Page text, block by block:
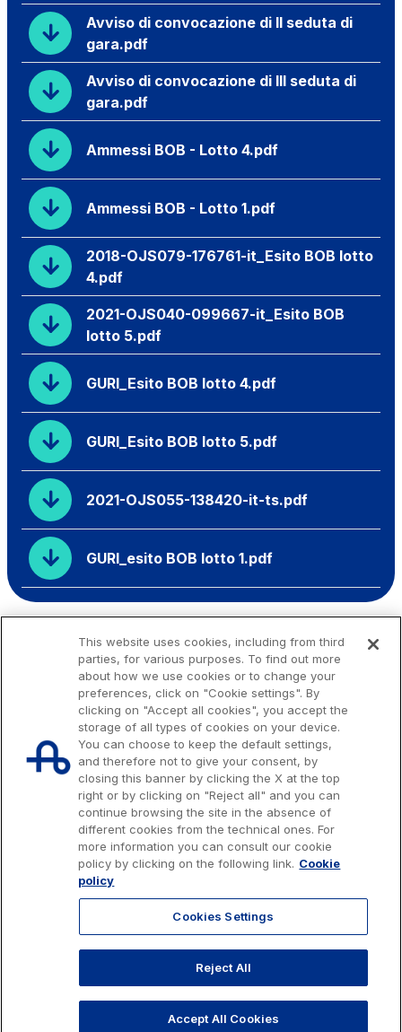
Avviso di convocazione di II seduta di
gara.pdf
Avviso di convocazione di III seduta di
gara.pdf
Ammessi BOB - Lotto 4.pdf
Ammessi BOB - Lotto 1.pdf
2018-OJS079-176761-it_Esito BOB lotto
4.pdf
2021-OJS040-099667-it_Esito BOB
lotto 5.pdf
GURI_Esito BOB lotto 4.pdf
GURI_Esito BOB lotto 5.pdf
2021-OJS055-138420-it-ts.pdf
GURI_esito BOB lotto 1.pdf
Issued capital € 622.027.000,00, fully paid-up.
Tax code, VAT number and Rome Companies' Register no. 07516911000
© 2026 Autostrade per l'Italia Spa, All rights reserved
803.111 info@autostrade.it
Privacy Cookies Accessibility Whistleblowing Work with us
This website uses cookies, including from third
parties, for various purposes. To find out more
about how we use cookies or to change your
preferences, click on "Cookie settings". By
clicking on "Accept all cookies", you accept the
storage of all types of cookies on your device.
You can choose to keep the default settings,
and therefore not to give your consent, by
closing this banner by clicking the X at the top
right or by clicking on "Reject all" and you can
continue browsing the site in the absence of
different cookies from the technical ones. For
more information you can consult our cookie
policy by clicking on the following link. Cookie
policy
Cookies Settings
Reject All
Accept All Cookies